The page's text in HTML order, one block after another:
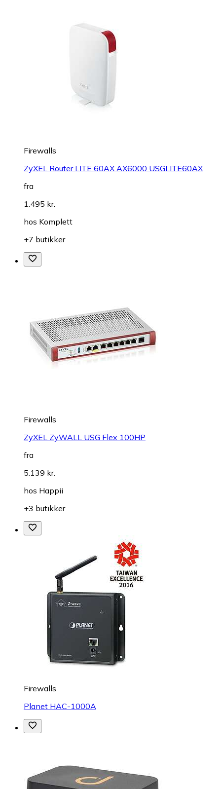
Firewalls
ZyXEL Router LITE 60AX AX6000 USGLITE60AX
fra
1.495 kr.
hos Komplett
+7 butikker
Firewalls
ZyXEL ZyWALL USG Flex 100HP
fra
5.139 kr.
hos Happii
+3 butikker
Firewalls
Planet HAC-1000A